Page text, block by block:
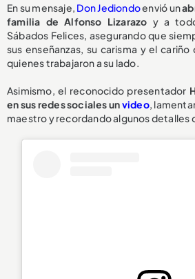
En su mensaje, Don Jediondoenvió un
familia de Alfonso Lizarazo y a
Sábados Felices, asegurando que
sus enseñanzas, su carisma y el
quienes trabajaron a su lado.
Asimismo, el reconocido presentador
en sus redes sociales unvideo,
maestro y recordando algunos detalles